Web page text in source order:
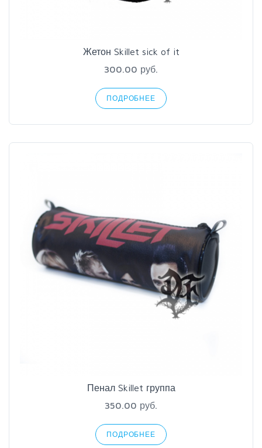
Жетон Skillet sick of it
300.00 руб.
ПОДРОБНЕЕ
Пенал Skillet группа
350.00 руб.
ПОДРОБНЕЕ